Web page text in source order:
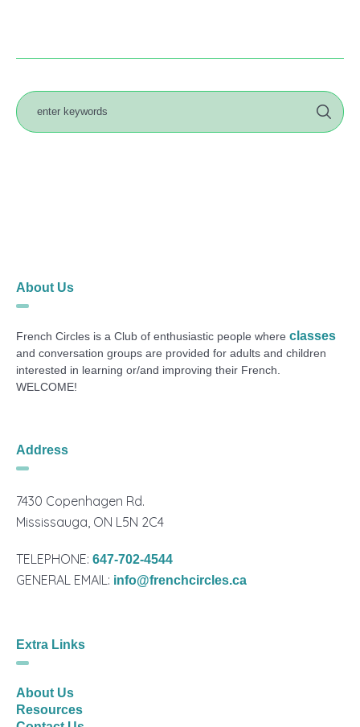
About Us
French Circles is a Club of enthusiastic people whereclasses
and conversation groups are provided for adults and children
interested in learning or/and improving their French.
WELCOME!
Address
7430 Copenhagen Rd.
Mississauga, ON L5N 2C4
TELEPHONE:647-702-4544
GENERAL EMAIL: info@frenchcircles.ca
Extra Links
About Us
Resources